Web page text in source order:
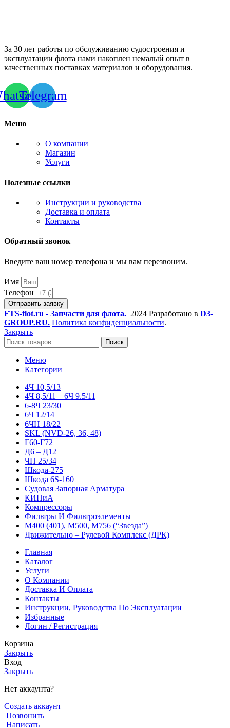
За 30 лет работы по обслуживанию судостроения и
эксплуатации флота нами накоплен немалый опыт в
качественных поставках материалов и оборудования.
Telegram
Меню
О компании
Магазин
Услуги
Полезные ссылки
Инструкции и руководства
Доставка и оплата
Контакты
Обратный звонок
Введите ваш номер телефона и мы вам перезвоним.
Имя
Телефон
Отправить заявку
FTS-flot.ru - Запчасти для флота. 2024 Разработано в D3-
GROUP.RU. Политика конфиденциальности.
Закрыть
Поиск
Меню
Категории
4Ч 10,5/13
4Ч 8,5/11 – 6Ч 9.5/11
6-8Ч 23/30
6Ч 12/14
6ЧН 18/22
SKL (NVD-26, 36, 48)
Г60-Г72
Д6 – Д12
ЧН 25/34
Шкода-275
Шкода 6S-160
Судовая Запорная Арматура
КИПиА
Компрессоры
Фильтры И Фильтроэлементы
М400 (401), М500, М756 (“Звезда”)
Движительно – Рулевой Комплекс (ДРК)
Главная
Каталог
Услуги
О Компании
Доставка И Оплата
Контакты
Инструкции, Руководства По Эксплуатации
Избранные
Логин / Регистрация
Корзина
Закрыть
Вход
Закрыть
Нет аккаунта?
Создать аккаунт
Позвонить
Написать